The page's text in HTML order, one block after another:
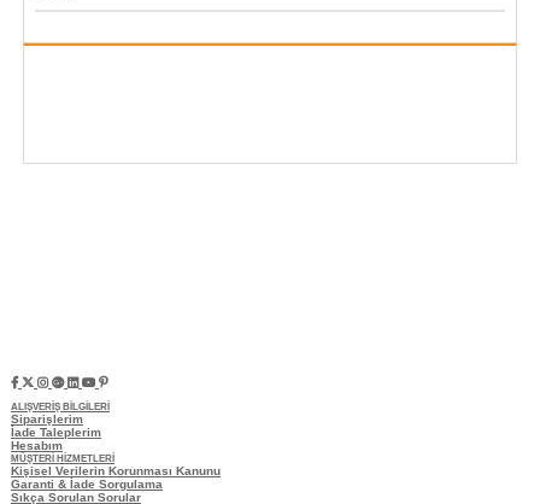
ALIŞVERİŞ BİLGİLERİ
Siparişlerim
İade Taleplerim
Hesabım
MÜŞTERİ HİZMETLERİ
Kişisel Verilerin Korunması Kanunu
Garanti & İade Sorgulama
Sıkça Sorulan Sorular